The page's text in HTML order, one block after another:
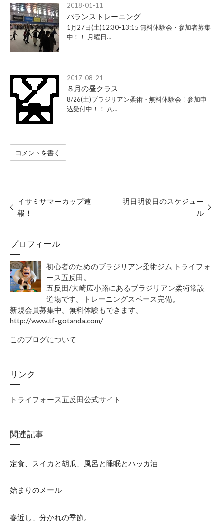
2018-01-11
バランストレーニング
1月27日(土)12:30-13:15 無料体験会・参加者募集
中！！ 月曜日…
2017-08-21
８月の昼クラス
8/26(土)ブラジリアン柔術・無料体験会！参加申
込受付中！！ 八…
コメントを書く
イサミサマーカップ速
報！
明日明後日のスケジュー
ル
プロフィール
初心者のためのブラジリアン柔術ジム トライフォ
ース五反田。
五反田/大崎広小路にあるブラジリアン柔術常設
道場です。トレーニングスペース完備。
新規会員募集中。無料体験もできます。
http://www.tf-gotanda.com/
このブログについて
リンク
トライフォース五反田公式サイト
関連記事
定食、スイカと胡瓜、風呂と睡眠とハッカ油
始まりのメール
春近し、分かれの季節。